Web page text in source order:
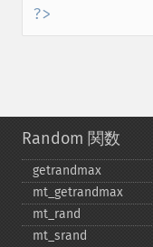
?>
Random 関数
getrandmax
mt_​getrandmax
mt_​rand
mt_​srand